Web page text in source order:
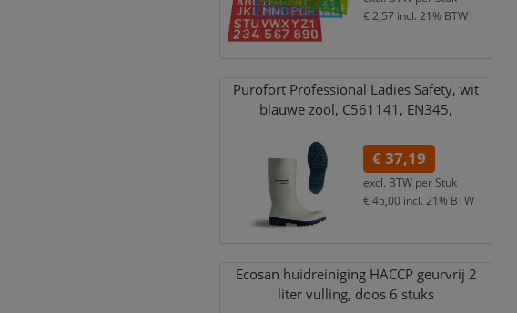
€ 2,57 incl. 21% BTW
Purofort Professional Ladies Safety, wit
blauwe zool, C561141, EN345,
€ 37,19
excl. BTW per Stuk
€ 45,00 incl. 21% BTW
Ecosan huidreiniging HACCP geurvrij 2
liter vulling, doos 6 stuks